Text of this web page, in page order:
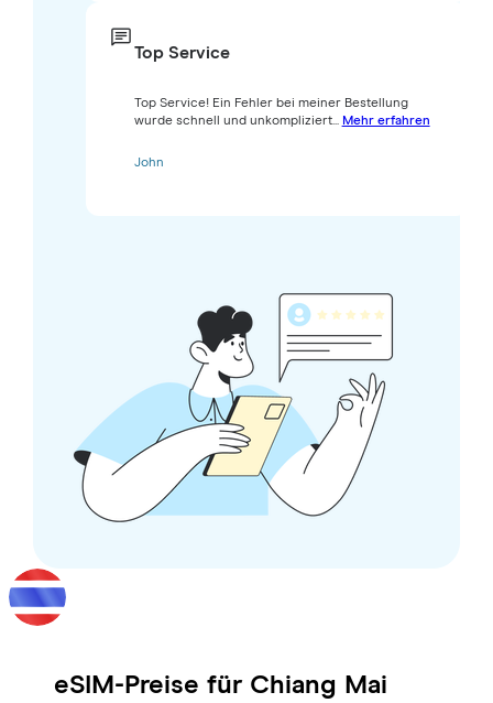
Top Service
Top Service! Ein Fehler bei meiner Bestellung
wurde schnell und unkompliziert... Mehr erfahren
John
eSIM-Preise für Chiang Mai